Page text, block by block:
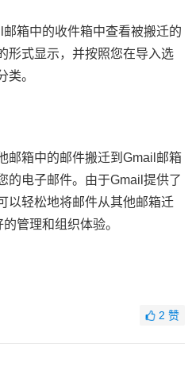
箱中的收件箱中查看被搬迁的
形式显示，并按照您在导入选
类。
邮箱中的邮件搬迁到Gmail邮箱
的电子邮件。由于Gmail提供了
以轻松地将邮件从其他邮箱迁
管理和组织体验。
2赞